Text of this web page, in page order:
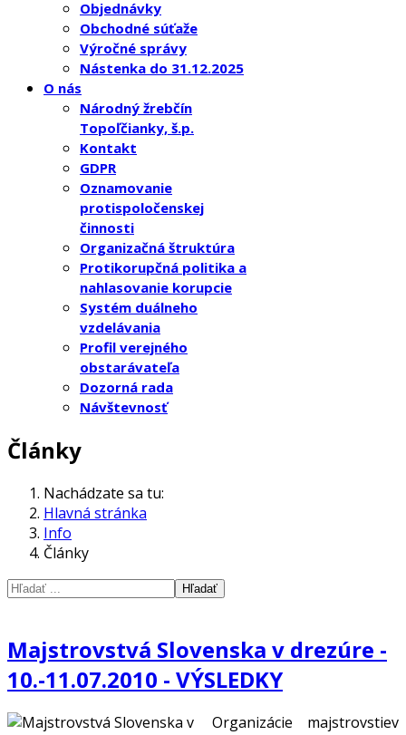
Objednávky
Obchodné súťaže
Výročné správy
Nástenka do 31.12.2025
O nás
Národný žrebčín
Topoľčianky, š.p.
Kontakt
GDPR
Oznamovanie
protispoločenskej
činnosti
Organizačná štruktúra
Protikorupčná politika a
nahlasovanie korupcie
Systém duálneho
vzdelávania
Profil verejného
obstarávateľa
Dozorná rada
Návštevnosť
Články
Nachádzate sa tu:
Hlavná stránka
Info
Články
Hľadať
Majstrovstvá Slovenska v drezúre -
10.-11.07.2010 - VÝSLEDKY
Organizácie majstrovstiev